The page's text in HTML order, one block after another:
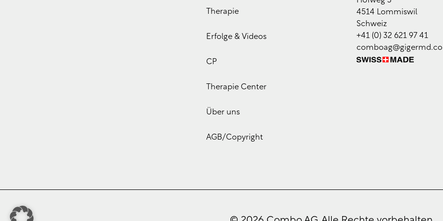
Therapie
Erfolge & Videos
CP
Therapie Center
Über uns
AGB/Copyright
4514 Lommiswil
Schweiz
+41 (0) 32 621 97 41